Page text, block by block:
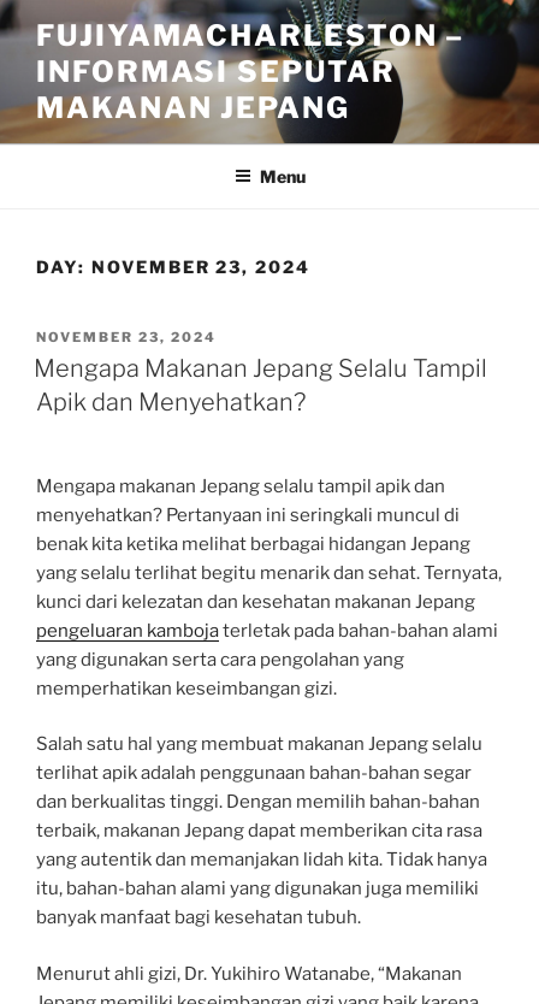
Skip
to
content
FUJIYAMACHARLESTON –
INFORMASI SEPUTAR
MAKANAN JEPANG
Menu
DAY: NOVEMBER 23, 2024
POSTED
ON
NOVEMBER 23, 2024
Mengapa Makanan Jepang Selalu Tampil
Apik dan Menyehatkan?
Mengapa makanan Jepang selalu tampil apik dan
menyehatkan? Pertanyaan ini seringkali muncul di
benak kita ketika melihat berbagai hidangan Jepang
yang selalu terlihat begitu menarik dan sehat. Ternyata,
kunci dari kelezatan dan kesehatan makanan Jepang
pengeluaran kambojaterletak pada bahan-bahan alami
yang digunakan serta cara pengolahan yang
memperhatikan keseimbangan gizi.
Salah satu hal yang membuat makanan Jepang selalu
terlihat apik adalah penggunaan bahan-bahan segar
dan berkualitas tinggi. Dengan memilih bahan-bahan
terbaik, makanan Jepang dapat memberikan cita rasa
yang autentik dan memanjakan lidah kita. Tidak hanya
itu, bahan-bahan alami yang digunakan juga memiliki
banyak manfaat bagi kesehatan tubuh.
Menurut ahli gizi, Dr. Yukihiro Watanabe, “Makanan